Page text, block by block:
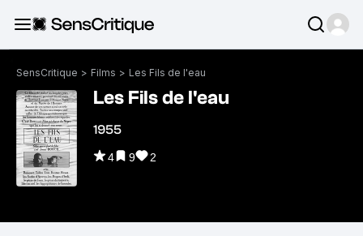
SensCritique > Films > Les Fils de l'eau
Les Fils de l'eau
1955
4 9 2